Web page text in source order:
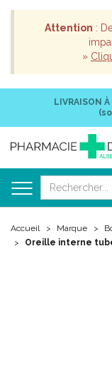
Attention :
»
LIVRAISON À
Accueil Marque
Oreille interne